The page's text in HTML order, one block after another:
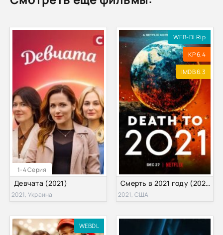
1-4 Серия
Девчата (2021)
2021, Украина
WEB-DLRip
KP 6.4
IMDB 6.3
Смерть в 2021 году (2021)
2021, США
WEBDL